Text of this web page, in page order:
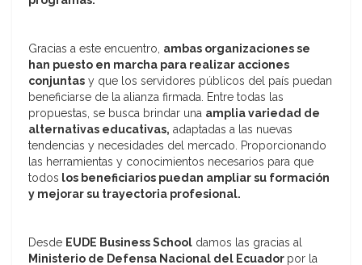
Gracias a este encuentro, ambas organizaciones se
han puesto en marcha para realizar acciones
conjuntas y que los servidores públicos del país puedan
beneficiarse de la alianza firmada. Entre todas las
propuestas, se busca brindar una amplia variedad de
alternativas educativas, adaptadas a las nuevas
tendencias y necesidades del mercado. Proporcionando
las herramientas y conocimientos necesarios para que
todos los beneficiarios puedan ampliar su formación
y mejorar su trayectoria profesional.
Desde EUDE Business School damos las gracias al
Ministerio de Defensa Nacional del Ecuador por la